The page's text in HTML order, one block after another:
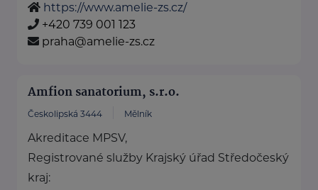
https://www.amelie-zs.cz/
+420 739 001 123
praha@amelie-zs.cz
Amfion sanatorium, s.r.o.
Českolipská 3444 Mělník
Akreditace MPSV,
Registrované služby Krajský úřad Středočeský
kraj: